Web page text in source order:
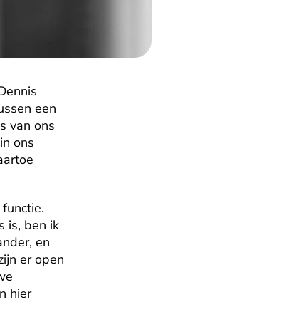
een
van ons
ons
is, ben ik
en
er open
hier